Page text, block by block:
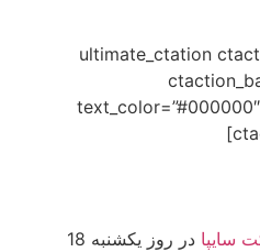
[ultimate_ctation
سایپا
در روز یکشنبه 18